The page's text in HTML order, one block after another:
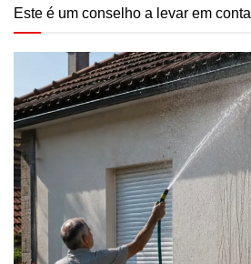
Este é um conselho a levar em conta